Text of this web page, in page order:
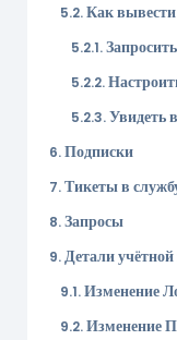
Как вывести
Увидеть
Подписки
Тикеты в
Запросы
Детали учётной
Изменение
Изменение